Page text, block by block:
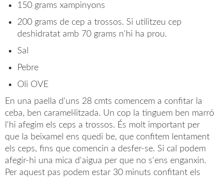
150 grams xampinyons
200 grams de cep a trossos. Si utilitzeu cep
deshidratat amb 70 grams n'hi ha prou.
Sal
Pebre
Oli OVE
En una paella d'uns 28 cmts comencem a confitar la
ceba, ben caramel·litzada. Un cop la tinguem ben marró
l'hi afegim els ceps a trossos. És molt important per
que la beixamel ens quedi be, que confitem lentament
els ceps, fins que comencin a desfer-se. Si cal podem
afegir-hi una mica d'aigua per que no s'ens enganxin.
Per aquest pas podem estar 30 minuts confitant els